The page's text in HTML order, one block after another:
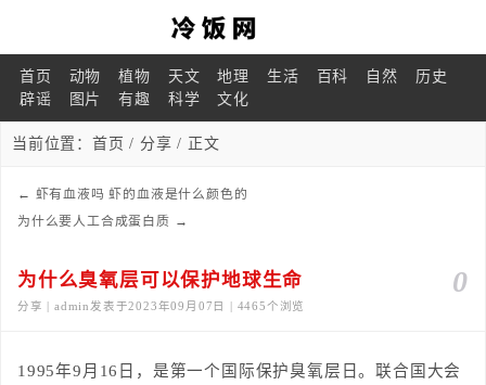
首页 动物 植物 天文 地理 生活 百科 自然
历史
辟谣
图片 有趣 科学 文化
当前位置： 首页 /分享 / 正文
← 虾有血液吗 虾的血液是什么颜色的
为什么要人工合成蛋白质 →
0
为什么臭氧层可以保护地球生命
分享 | admin发表于2023年09月07日 | 4465个浏览
1995年9月16日，是第一个国际保护臭氧层日。联合国大会